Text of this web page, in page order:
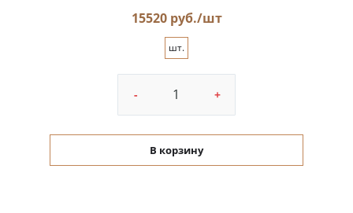
15520 руб./шт
шт.
- +
В корзину